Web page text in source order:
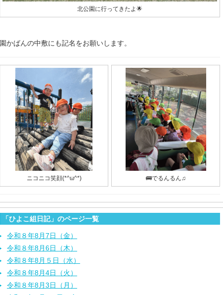
北公園に行ってきたよ🌟
園かばんの中敷にも記名をお願いします。
ニコニコ笑顔(*^ω^*) 🚌でるんるん♫
「ひよこ組日記」のページ一覧
令和８年8月7日（金）
令和８年8月6日（木）
令和８年8月５日（水）
令和８年8月4日（火）
令和８年8月3日（月）